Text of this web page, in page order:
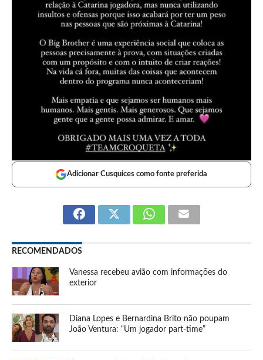
Adicionar Cusquices como fonte preferida
RECOMENDADOS
Vanessa recebeu avião com informações do
exterior
Diana Lopes e Bernardina Brito não poupam
João Ventura: “Um jogador part-time”